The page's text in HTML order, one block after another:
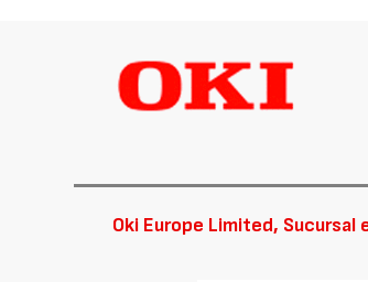
Oki Europe Limited, Sucursal